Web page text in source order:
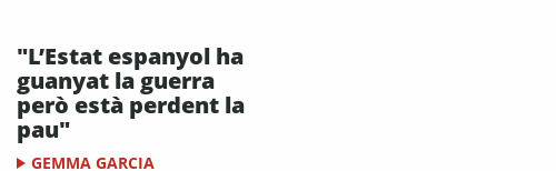
"L’Estat espanyol ha
guanyat la guerra
però està perdent la
pau"
GEMMA GARCIA